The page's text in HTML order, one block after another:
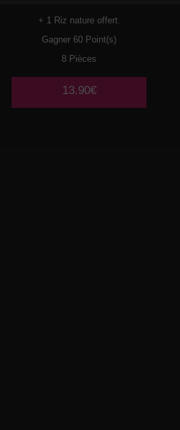
+ 1 Riz nature offert.
Gagner 60 Point(s)
8 Pièces
13.90€